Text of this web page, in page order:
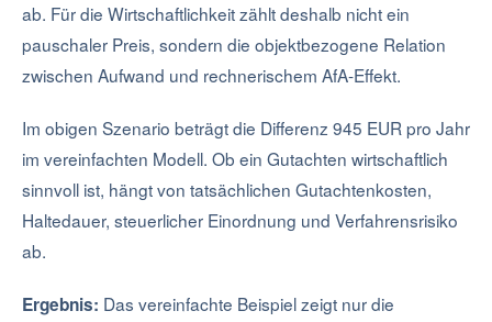
ab. Für die Wirtschaftlichkeit zählt deshalb nicht ein
pauschaler Preis, sondern die objektbezogene Relation
zwischen Aufwand und rechnerischem AfA-Effekt.
Im obigen Szenario beträgt die Differenz 945 EUR pro Jahr
im vereinfachten Modell. Ob ein Gutachten wirtschaftlich
sinnvoll ist, hängt von tatsächlichen Gutachtenkosten,
Haltedauer, steuerlicher Einordnung und Verfahrensrisiko
ab.
Ergebnis: Das vereinfachte Beispiel zeigt nur die